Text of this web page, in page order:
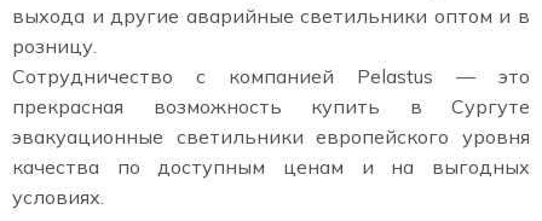
выхода и другие аварийные светильники оптом и в
розницу.
Сотрудничество с компанией Pelastus — это
прекрасная возможность купить в Сургуте
эвакуационные светильники европейского уровня
качества по доступным ценам и на выгодных
условиях.